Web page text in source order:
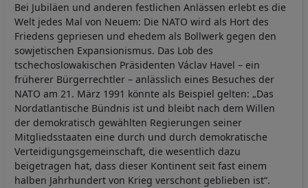
Bei Jubiläen und anderen festlichen Anlässen erlebt es die
Welt jedes Mal von Neuem: Die NATO wird als Hort des
Friedens gepriesen und ehedem als Bollwerk gegen den
sowjetischen Expansionismus. Das Lob des
tschechoslowakischen Präsidenten Václav Havel – ein
früherer Bürgerrechtler – anlässlich eines Besuches der
NATO am 21. März 1991 könnte als Beispiel gelten: „Das
Nordatlantische Bündnis ist und bleibt nach dem Willen
der demokratisch gewählten Regierungen seiner
Mitgliedsstaaten eine durch und durch demokratische
Verteidigungsgemeinschaft, die wesentlich dazu
beigetragen hat, dass dieser Kontinent seit fast einem
halben Jahrhundert von Krieg verschont geblieben ist“.